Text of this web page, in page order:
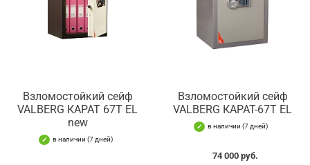
Взломостойкий сейф
VALBERG КАРАТ 67T EL
new
в наличии (7 дней)
Взломостойкий сейф
VALBERG КАРАТ-67T EL
в наличии (7 дней)
74 000 руб.